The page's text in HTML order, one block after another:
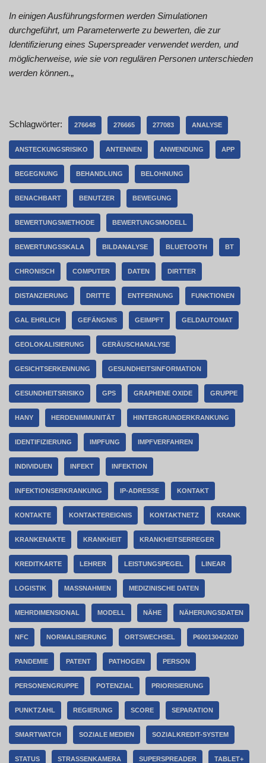
In einigen Ausführungsformen werden Simulationen
durchgeführt, um Parameterwerte zu bewerten, die zur
Identifizierung eines Superspreader verwendet werden, und
möglicherweise, wie sie von regulären Personen unterschieden
werden können.„
Schlagwörter: 276648 276665 277083 ANALYSE
ANSTECKUNGSRISIKO ANTENNEN ANWENDUNG APP
BEGEGNUNG BEHANDLUNG BELOHNUNG
BENACHBART BENUTZER BEWEGUNG
BEWERTUNGSMETHODE BEWERTUNGSMODELL
BEWERTUNGSSKALA BILDANALYSE BLUETOOTH BT
CHRONISCH COMPUTER DATEN DIRTTER
DISTANZIERUNG DRITTE ENTFERNUNG FUNKTIONEN
GAL EHRLICH GEFÄNGNIS GEIMPFT GELDAUTOMAT
GEOLOKALISIERUNG GERÄUSCHANALYSE
GESICHTSERKENNUNG GESUNDHEITSINFORMATION
GESUNDHEITSRISIKO GPS GRAPHENE OXIDE GRUPPE
HANY HERDENIMMUNITÄT HINTERGRUNDERKRANKUNG
IDENTIFIZIERUNG IMPFUNG IMPFVERFAHREN
INDIVIDUEN INFEKT INFEKTION
INFEKTIONSERKRANKUNG IP-ADRESSE KONTAKT
KONTAKTE KONTAKTEREIGNIS KONTAKTNETZ KRANK
KRANKENAKTE KRANKHEIT KRANKHEITSERREGER
KREDITKARTE LEHRER LEISTUNGSPEGEL LINEAR
LOGISTIK MASSNAHMEN MEDIZINISCHE DATEN
MEHRDIMENSIONAL MODELL NÄHE NÄHERUNGSDATEN
NFC NORMALISIERUNG ORTSWECHSEL P6001304/2020
PANDEMIE PATENT PATHOGEN PERSON
PERSONENGRUPPE POTENZIAL PRIORISIERUNG
PUNKTZAHL REGIERUNG SCORE SEPARATION
SMARTWATCH SOZIALE MEDIEN SOZIALKREDIT-SYSTEM
STATUS STRASSENKAMERA SUPERSPREADER TABLET+